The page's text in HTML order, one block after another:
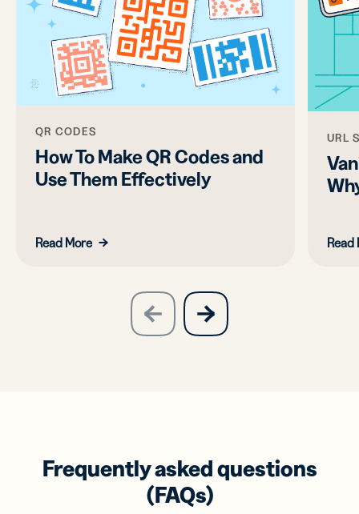
QR CODES
How To Make QR Codes and
Use Them Effectively
Read More
URL
Read
previous
slide
next
slide
Frequently asked questions
(FAQs)